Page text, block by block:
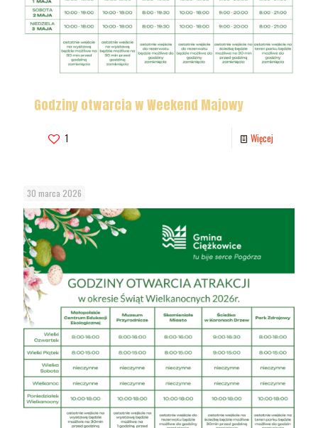
Godziny otwarcia w Weekend Majowy
1 Więcej
30 marca 2026